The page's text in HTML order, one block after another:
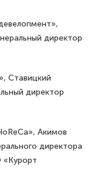
директор
Ставицкий
директор
Акимов
директора
«Курорт